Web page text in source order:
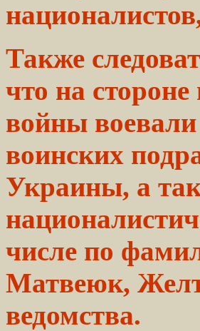
Также
что на стороне
войны
воинских
Украины, а
числе по
Матвеюк,
ведомства.